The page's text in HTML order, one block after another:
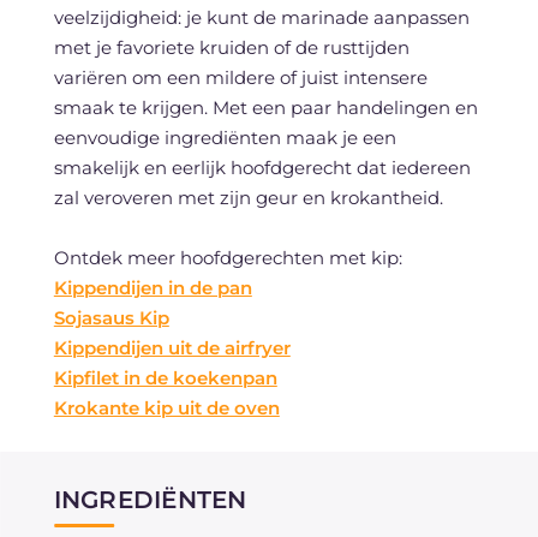
veelzijdigheid: je kunt de marinade aanpassen
met je favoriete kruiden of de rusttijden
variëren om een mildere of juist intensere
smaak te krijgen. Met een paar handelingen en
eenvoudige ingrediënten maak je een
smakelijk en eerlijk hoofdgerecht dat iedereen
zal veroveren met zijn geur en krokantheid.
Ontdek meer hoofdgerechten met kip:
Kippendijen in de pan
Sojasaus Kip
Kippendijen uit de airfryer
Kipfilet in de koekenpan
Krokante kip uit de oven
INGREDIËNTEN